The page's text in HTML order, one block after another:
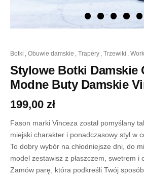
botki , obuwie damskie , trapery , trzewiki ,
Stylowe Botki Damskie
Modne Buty Damskie
199,00 zł
Fason marki Vinceza został pomyślany
miejski charakter i ponadczasowy styl w
To dobry wybór na chłodniejsze dni, do
model zestawisz z płaszczem, swetrem i
Zamów parę, która podkreśli Twój
Stylowe
Damskie
Czarne
Modne
Damskie
Vinceza